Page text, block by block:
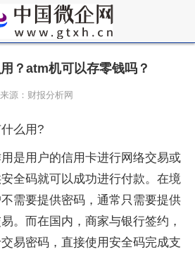
？atm机可以存零钱吗？
源：财报分析网
么用?
是用户的信用卡进行网络交易或
全码就可以成功进行付款。在境
需要提供密码，通常只需要提供
。而在国内，商家与银行签约，
易密码，直接使用安全码完成支